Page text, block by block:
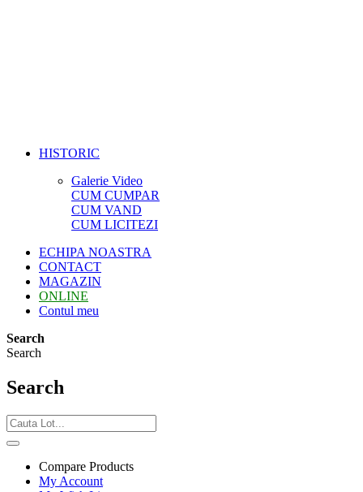
HISTORIC
Galerie Video
CUM CUMPAR
CUM VAND
CUM LICITEZI
ECHIPA NOASTRA
CONTACT
MAGAZIN
ONLINE
Contul meu
Search
Search
Search
Compare Products
My Account